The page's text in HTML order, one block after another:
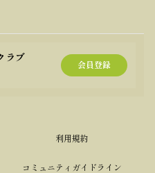
ラブ
会員登録
利用規約
コミュニティガイドライン